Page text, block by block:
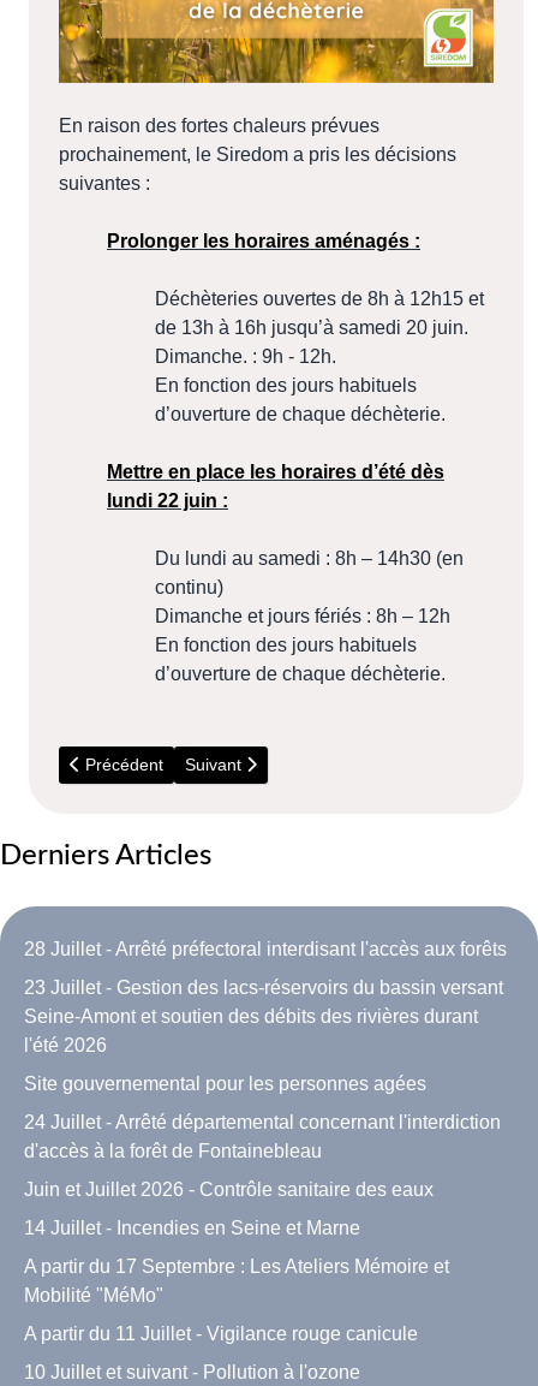
En raison des fortes chaleurs prévues
prochainement, le Siredom a pris les décisions
suivantes :
Prolonger les horaires aménagés :
Déchèteries ouvertes de 8h à 12h15 et
de 13h à 16h jusqu’à samedi 20 juin.
Dimanche. : 9h - 12h.
En fonction des jours habituels
d’ouverture de chaque déchèterie.
Mettre en place les horaires d’été dès
lundi 22 juin :
Du lundi au samedi : 8h – 14h30 (en
continu)
Dimanche et jours fériés : 8h – 12h
En fonction des jours habituels
d’ouverture de chaque déchèterie.
Article précédent : 14 Juillet - Incendies en Seine et Marne
Précédent Article suivant : 18 au 20 Septembre -
Suivant
Derniers Articles
28 Juillet - Arrêté préfectoral interdisant l'accès aux forêts
23 Juillet - Gestion des lacs-réservoirs du bassin versant
Seine-Amont et soutien des débits des rivières durant
l'été 2026
Site gouvernemental pour les personnes agées
24 Juillet - Arrêté départemental concernant l'interdiction
d'accès à la forêt de Fontainebleau
Juin et Juillet 2026 - Contrôle sanitaire des eaux
14 Juillet - Incendies en Seine et Marne
A partir du 17 Septembre : Les Ateliers Mémoire et
Mobilité "MéMo"
A partir du 11 Juillet - Vigilance rouge canicule
10 Juillet et suivant - Pollution à l'ozone